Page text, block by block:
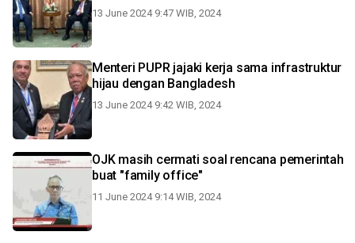
13 June 2024 9:47 WIB, 2024
Menteri PUPR jajaki kerja sama infrastruktur
hijau dengan Bangladesh
13 June 2024 9:42 WIB, 2024
OJK masih cermati soal rencana pemerintah
buat "family office"
11 June 2024 9:14 WIB, 2024